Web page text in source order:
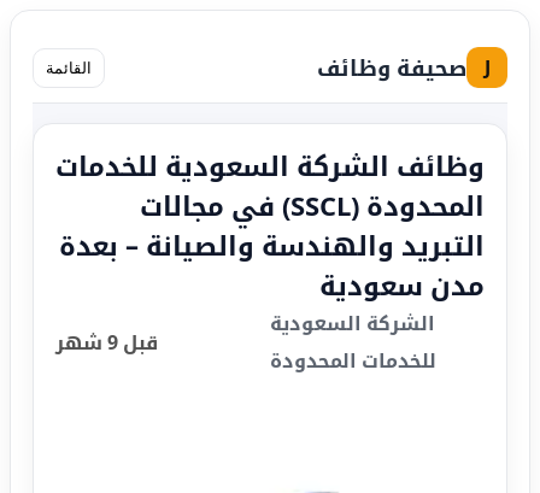
J صحيفة وظائف القائمة
وظائف الشركة السعودية للخدمات
المحدودة (SSCL) في مجالات
التبريد والهندسة والصيانة – بعدة
مدن سعودية
الشركة السعودية
للخدمات المحدودة
قبل 9 شهر